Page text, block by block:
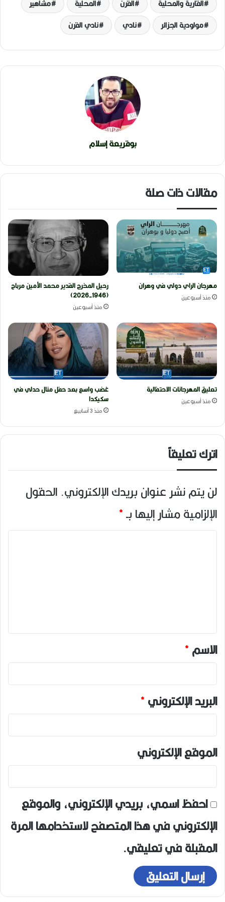
القارية والمحلية القرن المحلية
مشاهير
مولودية الجزائر
نادي نادي القرن
بوقريعة إسلام
مقالات ذات صلة
مهرجان الراي دولي في وهران
منذ أسبوعين
رحيل المخرج القدير محمد الأمين مرباح
(1946-2026)
منذ أسبوعين
تعليق المهرجانات الاحتفالية
منذ أسبوعين
غضب واسع بعد حفل منال حدلي في
سكيكدا
منذ 3 أسابيع
اترك تعليقاً
لن يتم نشر عنوان بريدك الإلكتروني. الحقول
الإلزامية مشار إليها بـ*
ا
ق
*
الاسم*
البريد الإلكتروني*
الموقع الإلكتروني
احفظ اسمي، بريدي الإلكتروني، والموقع
الإلكتروني في هذا المتصفح لاستخدامها المرة
المقبلة في تعليقي.